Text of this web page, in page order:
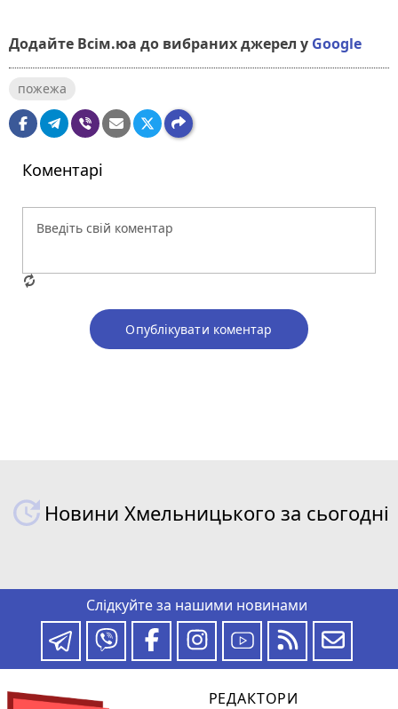
Додайте Всім.юа до вибраних джерел у Google
пожежа
Коментарі
Опублікувати коментар
Новини Хмельницького за сьогодні
Слідкуйте за нашими новинами
РЕДАКТОРИ